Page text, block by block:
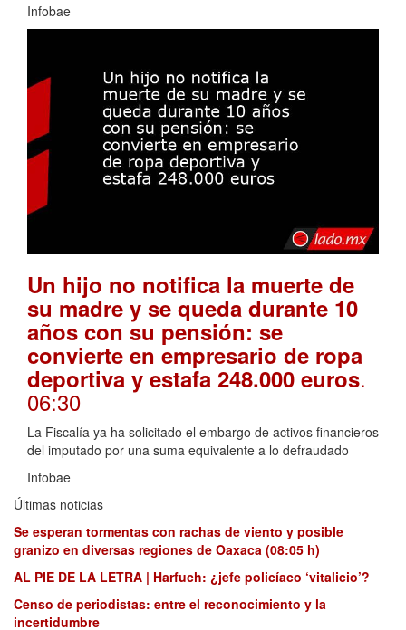
Infobae
Un hijo no notifica la muerte de
su madre y se queda durante 10
años con su pensión: se
convierte en empresario de ropa
deportiva y estafa 248.000 euros.
06:30
La Fiscalía ya ha solicitado el embargo de activos financieros
del imputado por una suma equivalente a lo defraudado
Infobae
Últimas noticias
Se esperan tormentas con rachas de viento y posible
granizo en diversas regiones de Oaxaca (08:05 h)
AL PIE DE LA LETRA | Harfuch: ¿jefe policíaco ‘vitalicio’?
Censo de periodistas: entre el reconocimiento y la
incertidumbre